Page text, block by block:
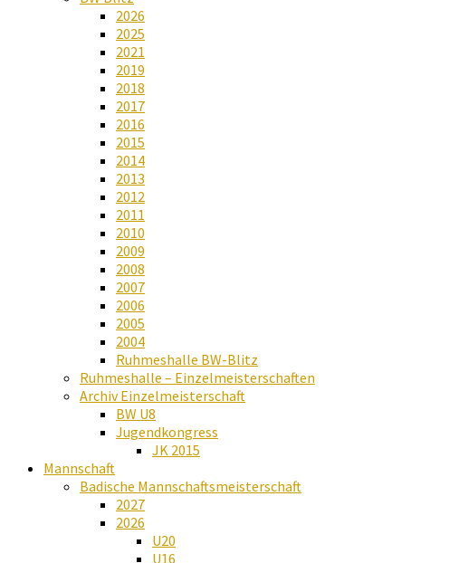
2026
2025
2021
2019
2018
2017
2016
2015
2014
2013
2012
2011
2010
2009
2008
2007
2006
2005
2004
Ruhmeshalle BW-Blitz
Ruhmeshalle – Einzelmeisterschaften
Archiv Einzelmeisterschaft
BW U8
Jugendkongress
JK 2015
Mannschaft
Badische Mannschaftsmeisterschaft
2027
2026
U20
U16